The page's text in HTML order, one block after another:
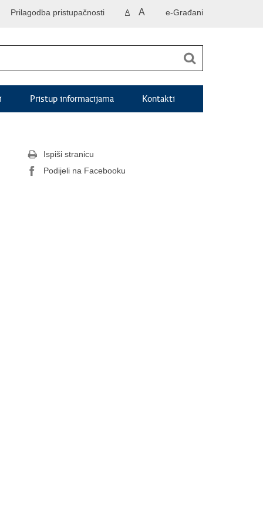
e-Građani
A A
Prilagodba pristupačnosti
Pristup informacijama Kontakti
Ispiši stranicu
Podijeli na Facebooku